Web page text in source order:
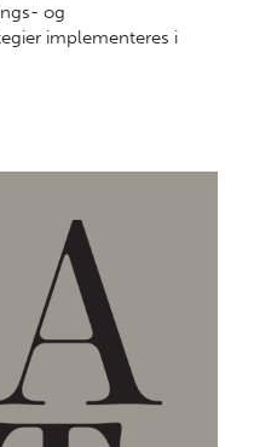
og
implementeres i